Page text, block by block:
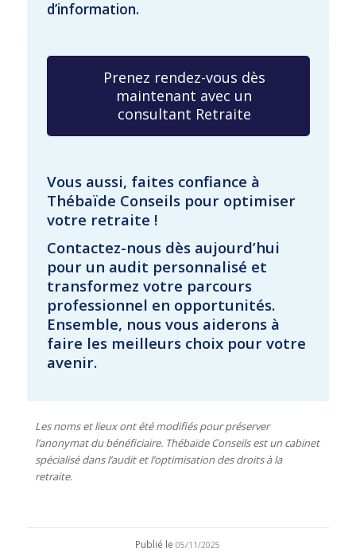
d’information.
Prenez rendez-vous dès
maintenant avec un
consultant Retraite
Vous aussi, faites confiance à
Thébaïde Conseils pour optimiser
votre retraite !
Contactez-nous dès aujourd’hui
pour un audit personnalisé et
transformez votre parcours
professionnel en opportunités.
Ensemble, nous vous aiderons à
faire les meilleurs choix pour votre
avenir.
Les noms et lieux ont été modifiés pour préserver
l’anonymat du bénéficiaire. Thébaïde Conseils est un cabinet
spécialisé dans l’audit et l’optimisation des droits à la
retraite.
Publié le05/11/2025